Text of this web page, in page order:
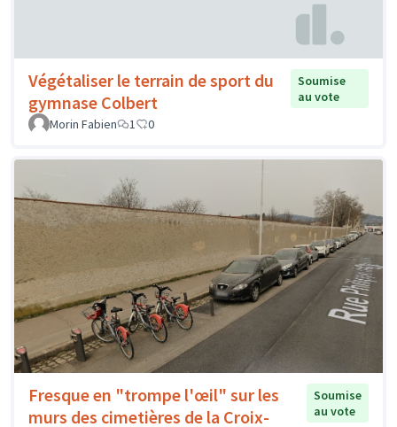
Végétaliser le terrain de sport du
gymnase Colbert
Soumise
au vote
Morin Fabien
1 0
Fresque en "trompe l'œil" sur les
murs des cimetières de la Croix-
Soumise
au vote